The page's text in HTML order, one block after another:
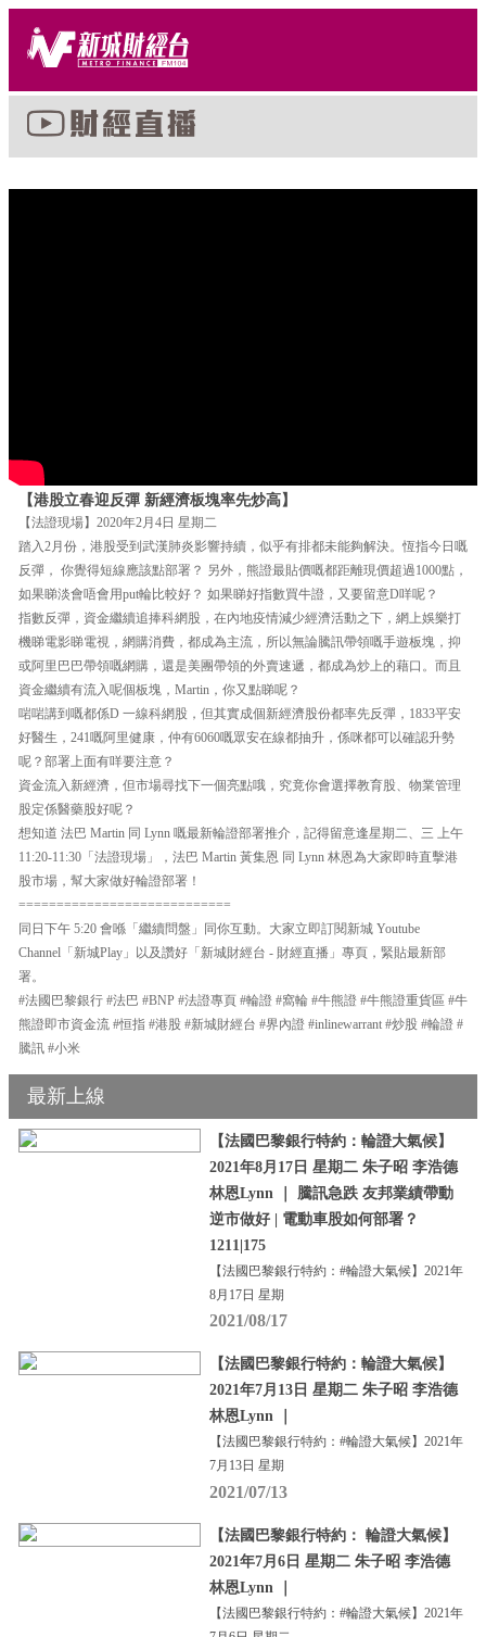
【港股立春迎反彈 新經濟板塊率先炒高】
【法證現場】2020年2月4日 星期二
踏入2月份，港股受到武漢肺炎影響持續，似乎有排都未能夠解決。恆指今日嘅
反彈， 你覺得短線應該點部署？ 另外，熊證最貼價嘅都距離現價超過1000點，
如果睇淡會唔會用put輪比較好？ 如果睇好指數買牛證，又要留意D咩呢？
指數反彈，資金繼續追捧科網股，在內地疫情減少經濟活動之下，網上娛樂打
機睇電影睇電視，網購消費，都成為主流，所以無論騰訊帶領嘅手遊板塊，抑
或阿里巴巴帶領嘅網購，還是美團帶領的外賣速遞，都成為炒上的藉口。而且
資金繼續有流入呢個板塊，Martin，你又點睇呢？
啱啱講到嘅都係D 一線科網股，但其實成個新經濟股份都率先反彈，1833平安
好醫生，241嘅阿里健康，仲有6060嘅眾安在線都抽升，係咪都可以確認升勢
呢？部署上面有咩要注意？
資金流入新經濟，但市場尋找下一個亮點哦，究竟你會選擇教育股、物業管理
股定係醫藥股好呢？
想知道 法巴 Martin 同 Lynn 嘅最新輪證部署推介，記得留意逢星期二、三 上午
11:20-11:30「法證現場」，法巴 Martin 黃集恩 同 Lynn 林恩為大家即時直擊港
股市場，幫大家做好輪證部署！
============================
同日下午 5:20 會喺「繼續問盤」同你互動。大家立即訂閱新城 Youtube
Channel「新城Play」以及讚好「新城財經台 - 財經直播」專頁，緊貼最新部
署。
#法國巴黎銀行 #法巴 #BNP #法證專頁 #輪證 #窩輪 #牛熊證 #牛熊證重貨區 #牛
熊證即市資金流 #恒指 #港股 #新城財經台 #界內證 #inlinewarrant #炒股 #輪證 #
騰訊 #小米
最新上線
【法國巴黎銀行特約：輪證大氣候】
2021年8月17日 星期二 朱子昭 李浩德
林恩Lynn ｜ 騰訊急跌 友邦業績帶動
逆市做好 | 電動車股如何部署？
1211|175
【法國巴黎銀行特約：#輪證大氣候】2021年
8月17日 星期
2021/08/17
【法國巴黎銀行特約：輪證大氣候】
2021年7月13日 星期二 朱子昭 李浩德
林恩Lynn ｜
【法國巴黎銀行特約：#輪證大氣候】2021年
7月13日 星期
2021/07/13
【法國巴黎銀行特約： 輪證大氣候】
2021年7月6日 星期二 朱子昭 李浩德
林恩Lynn ｜
【法國巴黎銀行特約：#輪證大氣候】2021年